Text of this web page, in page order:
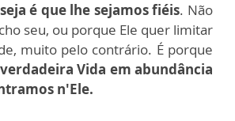
é que lhe sejamos fiéis. Não
seu, ou porque Ele quer limitar
muito pelo contrário. É porque
Vida em abundância
n'Ele.